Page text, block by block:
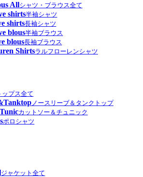
Allシャツ・ブラウス全て
shirts半袖シャツ
shirts長袖シャツ
blous半袖ブラウス
blous長袖ブラウス
Shirtsラルフローレンシャツ
ップス全て
ノースリーブ＆タンクトップ
カットソー＆チュニック
ポロシャツ
ジャケット全て